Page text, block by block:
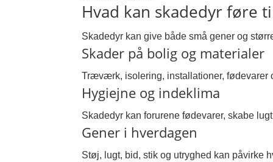
Hvad kan skadedyr føre
Skadedyr kan give både små gener og
Skader på bolig og materialer
Træværk, isolering, installationer, fødevarer
Hygiejne og indeklima
Skadedyr kan forurene fødevarer, skabe
Gener i hverdagen
Støj, lugt, bid, stik og utryghed kan påvirke